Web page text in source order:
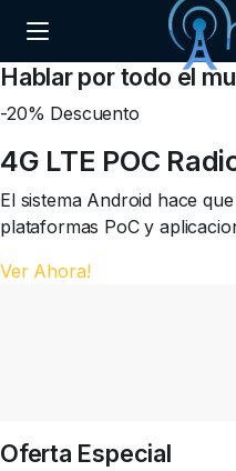
Hablar por todo el
-20% Descuento
4G LTE POC
El sistema Android hace
plataformas PoC y
Ver Ahora!
Oferta Especial